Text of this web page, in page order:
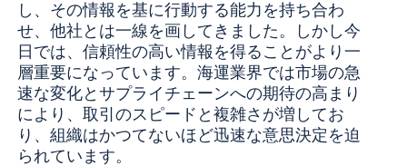
し、その情報を基に行動する能力を持ち合わ
せ、他社とは一線を画してきました。しかし今
日では、信頼性の高い情報を得ることがより一
層重要になっています。海運業界では市場の急
速な変化とサプライチェーンへの期待の高まり
により、取引のスピードと複雑さが増してお
り、組織はかつてないほど迅速な意思決定を迫
られています。